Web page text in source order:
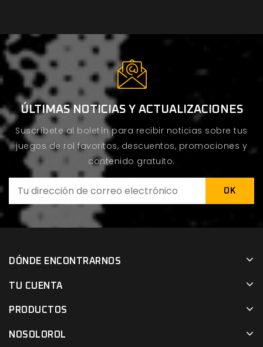
ÚLTIMAS NOTICIAS Y ACTUALIZACIONES
Suscríbete al boletín para recibir noticias sobre tus
juegos de rol favoritos, descuentos, promociones y
contenido gratuito.
DÓNDE ENCONTRARNOS
TU CUENTA
PRODUCTOS
NOSOLOROL